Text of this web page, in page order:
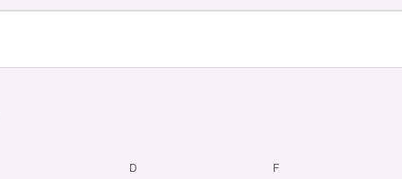
D FFREITAG